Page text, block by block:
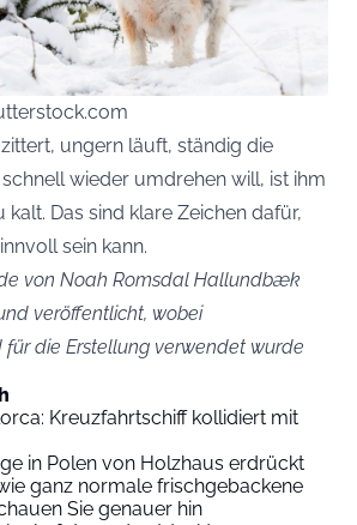
ungern läuft, ständig die
wieder umdrehen will, ist ihm
kalt. Das sind klare Zeichen dafür,
sein kann.
von Noah Romsdal Hallundbæk
veröffentlicht, wobei
für die Erstellung verwendet wurde
Kreuzfahrtschiff kollidiert mit
in Polen von Holzhaus erdrückt
ganz normale frischgebackene
Sie genauer hin